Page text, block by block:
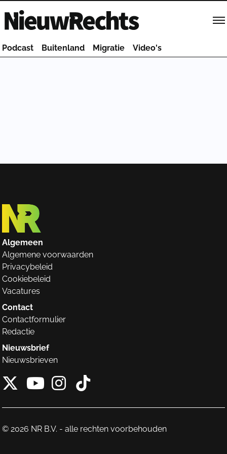
Homepage van NieuwRechts
Podcast Buitenland Migratie Video's
Algemeen
Algemene voorwaarden
Privacybeleid
Cookiebeleid
Vacatures
Contact
Contactformulier
Redactie
Nieuwsbrief
Nieuwsbrieven
X van NieuwRechts
Instagram van
Tiktok van
© 2026 NR B.V. - alle rechten voorbehouden